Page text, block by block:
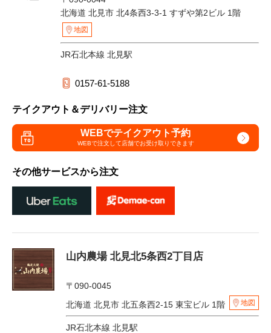
北海道 北見市 北4条西3-3-1 すずや第2ビル 1階
地図
JR石北本線 北見駅
0157-61-5188
テイクアウト＆デリバリー注文
WEBでテイクアウト予約
WEBで注文して店舗でお受け取りできます
その他サービスから注文
山内農場 北見北5条西2丁目店
〒090-0045
北海道 北見市 北五条西2-15 東宝ビル 1階
地図
JR石北本線 北見駅